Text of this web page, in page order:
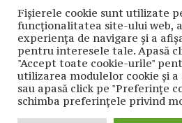
NICOLAE GRIGORIE LĂCRIȚA –
diagnostice false și tratamente
Fișierele cookie sunt utilizate
funcţionalitatea site-ului web,
experienţa de navigare şi a
pentru interesele tale. Apasă
"Accept toate cookie-urile"
utilizarea modulelor cookie şi
sau apasă click pe "Preferințe
schimba preferinţele privind